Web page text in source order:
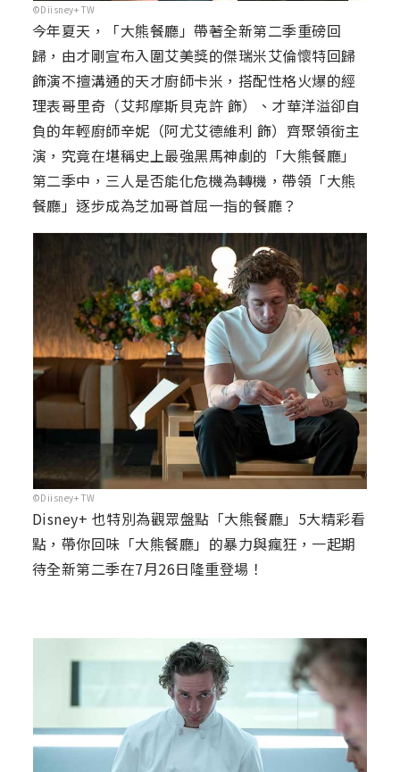
©Diisney+ TW
今年夏天，「大熊餐廳」帶著全新第二季重磅回
歸，由才剛宣布入圍艾美獎的傑瑞米艾倫懷特回歸
飾演不擅溝通的天才廚師卡米，搭配性格火爆的經
理表哥里奇（艾邦摩斯貝克許 飾）、才華洋溢卻自
負的年輕廚師辛妮（阿尤艾德維利 飾）齊聚領銜主
演，究竟在堪稱史上最強黑馬神劇的「大熊餐廳」
第二季中，三人是否能化危機為轉機，帶領「大熊
餐廳」逐步成為芝加哥首屈一指的餐廳？
©Diisney+ TW
Disney+ 也特別為觀眾盤點「大熊餐廳」5大精彩看
點，帶你回味「大熊餐廳」的暴力與瘋狂，一起期
待全新第二季在7月26日隆重登場！